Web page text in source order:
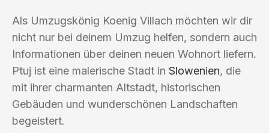
Als Umzugskönig Koenig Villach möchten wir dir
nicht nur bei deinem Umzug helfen, sondern auch
Informationen über deinen neuen Wohnort liefern.
Ptuj ist eine malerische Stadt in Slowenien, die
mit ihrer charmanten Altstadt, historischen
Gebäuden und wunderschönen Landschaften
begeistert.